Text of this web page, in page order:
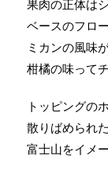
果肉の正体は
ベースのフロ
ミカンの風味
柑橘の味って
トッピングの
散りばめられ
富士山をイメ